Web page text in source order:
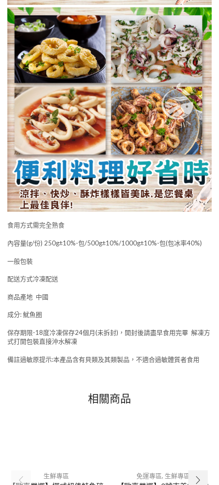
食用方式需完全熟食
內容量(g/份) 250g±10%-包/500g±10%/1000g±10%-包(包冰率40%)
一般包裝
配送方式冷凍配送
商品產地 中國
成分: 魷魚圈
保存期限-18度冷凍保存24個月(未拆封)，開封後請盡早食用完畢 解凍方
式打開包裝直接沖水解凍
備註過敏原提示:本產品含有貝類及其類製品，不適合過敏體質者食用
相關商品
生鮮專區 免運專區, 生鮮專區